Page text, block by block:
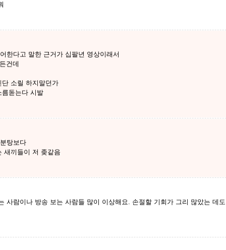
한다고 말한 근거가 십팔년 영상이래서
건데
소릴 하지말던가
돋는다 시발
탕보다
새끼들이 저 좆같음
사람이나 방송 보는 사람들 많이 이상해요. 손절할 기회가 그리 많았는 데